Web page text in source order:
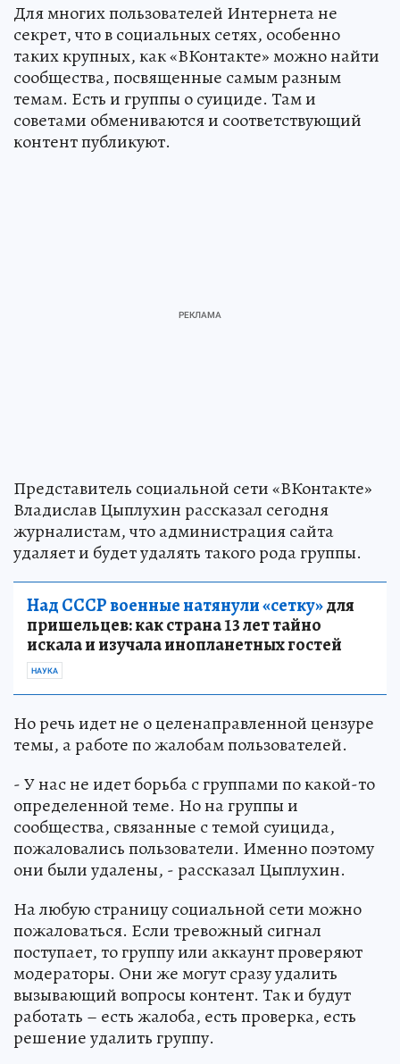
Для многих пользователей Интернета не
секрет, что в социальных сетях, особенно
таких крупных, как «ВКонтакте» можно найти
сообщества, посвященные самым разным
темам. Есть и группы о суициде. Там и
советами обмениваются и соответствующий
контент публикуют.
Представитель социальной сети «ВКонтакте»
Владислав Цыплухин рассказал сегодня
журналистам, что администрация сайта
удаляет и будет удалять такого рода группы.
Над СССР военные натянули «сетку»для
пришельцев: как страна 13 лет тайно
искала и изучала инопланетных гостей
НАУКА
Но речь идет не о целенаправленной цензуре
темы, а работе по жалобам пользователей.
- У нас не идет борьба с группами по какой-то
определенной теме. Но на группы и
сообщества, связанные с темой суицида,
пожаловались пользователи. Именно поэтому
они были удалены, - рассказал Цыплухин.
На любую страницу социальной сети можно
пожаловаться. Если тревожный сигнал
поступает, то группу или аккаунт проверяют
модераторы. Они же могут сразу удалить
вызывающий вопросы контент. Так и будут
работать – есть жалоба, есть проверка, есть
решение удалить группу.